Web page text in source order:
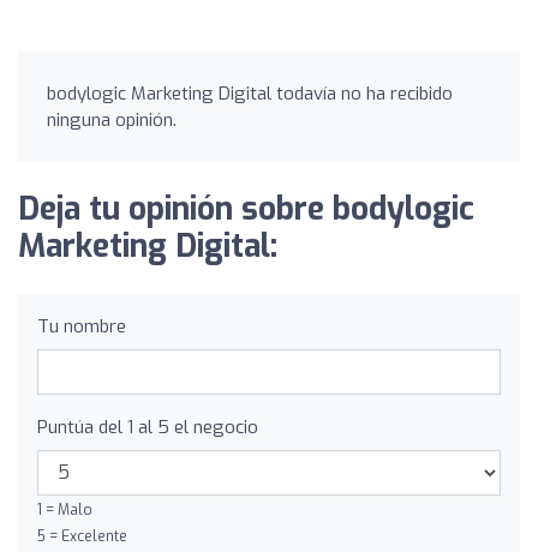
bodylogic Marketing Digital todavía no ha recibido
ninguna opinión.
Deja tu opinión sobre bodylogic
Marketing Digital:
Tu nombre
Puntúa del 1 al 5 el negocio
1 = Malo
5 = Excelente